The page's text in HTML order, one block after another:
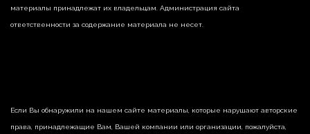
материалы принадлежат их владельцам. Администрация сайта
ответственности за содержание материала не несет.
Если Вы обнаружили на нашем сайте материалы, которые нарушают авторские
права, принадлежащие Вам, Вашей компании или организации, пожалуйста,